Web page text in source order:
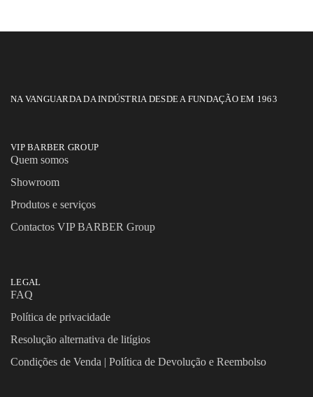
NA VANGUARDA DA INDÚSTRIA DESDE A FUNDAÇÃO EM 1963
VIP BARBER GROUP
Quem somos
Showroom
Produtos e serviços
Contactos VIP BARBER Group
LEGAL
FAQ
Política de privacidade
Resolução alternativa de litígios
Condições de Venda | Política de Devolução e Reembolso